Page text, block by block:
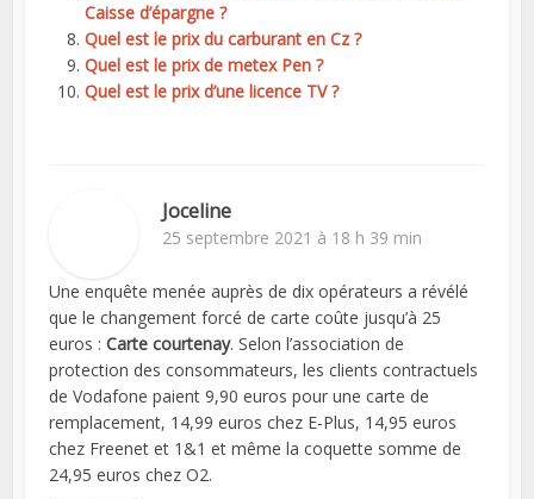
Caisse d’épargne ?
Quel est le prix du carburant en Cz ?
Quel est le prix de metex Pen ?
Quel est le prix d’une licence TV ?
Joceline
25 septembre 2021 à 18 h 39 min
Une enquête menée auprès de dix opérateurs a révélé
que le changement forcé de carte coûte jusqu’à 25
euros :Carte courtenay. Selon l’association de
protection des consommateurs, les clients contractuels
de Vodafone paient 9,90 euros pour une carte de
remplacement, 14,99 euros chez E-Plus, 14,95 euros
chez Freenet et 1&1 et même la coquette somme de
24,95 euros chez O2.